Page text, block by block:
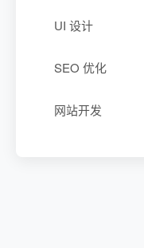
UI 设计
SEO 优化
网站开发